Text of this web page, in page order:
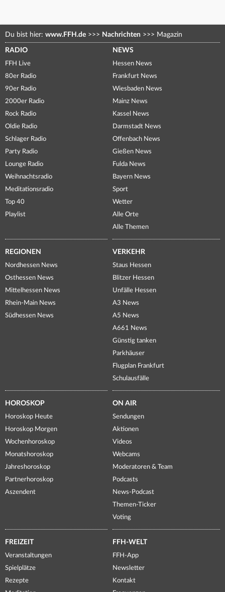
Du bist hier: www.FFH.de >>> Nachrichten >>> Magazin
RADIO
FFH Live
80er Radio
90er Radio
2000er Radio
Rock Radio
Oldie Radio
Schlager Radio
Party Radio
Lounge Radio
Weihnachtsradio
Meditationsradio
Top 40
Playlist
NEWS
Hessen News
Frankfurt News
Wiesbaden News
Mainz News
Kassel News
Darmstadt News
Offenbach News
Gießen News
Fulda News
Bayern News
Sport
Wetter
Alle Orte
Alle Themen
REGIONEN
Nordhessen News
Osthessen News
Mittelhessen News
Rhein-Main News
Südhessen News
VERKEHR
Staus Hessen
Blitzer Hessen
Unfälle Hessen
A3 News
A5 News
A661 News
Günstig tanken
Parkhäuser
Flugplan Frankfurt
Schulausfälle
HOROSKOP
Horoskop Heute
Horoskop Morgen
Wochenhoroskop
Monatshoroskop
Jahreshoroskop
Partnerhoroskop
Aszendent
ON AIR
Sendungen
Aktionen
Videos
Webcams
Moderatoren & Team
Podcasts
News-Podcast
Themen-Ticker
Voting
FREIZEIT
Veranstaltungen
Spielplätze
Rezepte
FFH-WELT
FFH-App
Newsletter
Kontakt